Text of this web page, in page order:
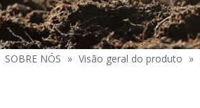
SOBRE NÓS » Visão geral do produto »